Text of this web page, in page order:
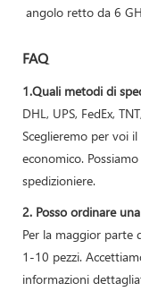
FAQ
1.Quali metodi di
DHL, UPS, FedEx,
Sceglieremo per voi
economico.
spedizioniere.
2. Posso ordinare
Per la maggior
1-10 pezzi.
informazioni